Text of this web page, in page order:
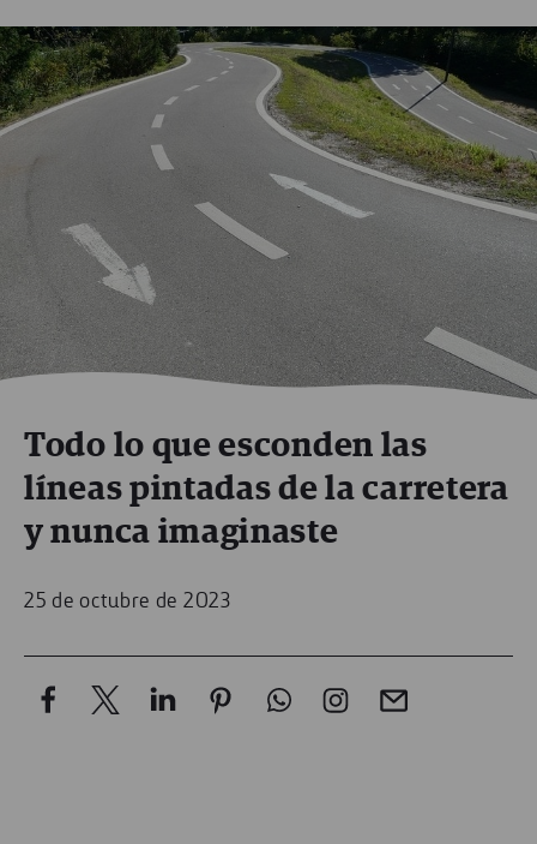
Todo lo que esconden las
líneas pintadas de la carretera
y nunca imaginaste
25 de octubre de 2023